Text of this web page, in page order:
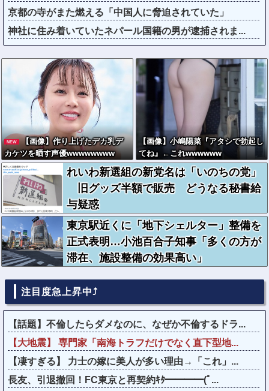
京都の寺がまた燃える「中国人に脅迫されていた」
神社に住み着いていたネパール国籍の男が逮捕されま...
NEW
【画像】作り上げたデカ乳デ
カケツを晒す声優wwwwwwww
【画像】小嶋陽菜『アタシで勃起し
てね』←これwwwwww
れいわ新選組の新党名は「いのちの党」
旧グッズ半額で販売 どうなる秘書給
与疑惑
東京駅近くに「地下シェルター」整備を
正式表明…小池百合子知事「多くの方が
滞在、施設整備の効果高い」
注目度急上昇中⤴
【話題】不倫したらダメなのに、なぜか不倫するドラ...
【大地震】 専門家「南海トラフだけでなく直下型地...
【凄すぎる】 力士の嫁に美人が多い理由→「これ」...
長友、引退撤回！FC東京と再契約ｷﾀ━━━━(ﾟ...